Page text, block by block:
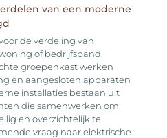
van een moderne
de verdeling van
of bedrijfspand.
groepenkast werken
en aangesloten apparaten
installaties bestaan uit
die samenwerken om
en overzichtelijk te
vraag naar elektrische